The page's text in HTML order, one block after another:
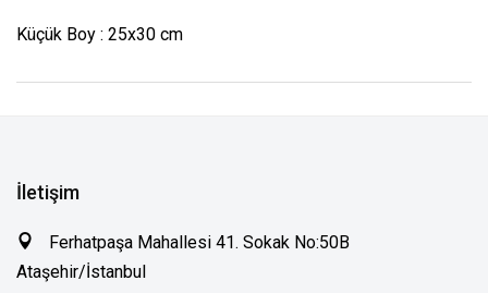
Küçük Boy : 25x30 cm
İletişim
Ferhatpaşa Mahallesi 41. Sokak No:50B
Ataşehir/İstanbul